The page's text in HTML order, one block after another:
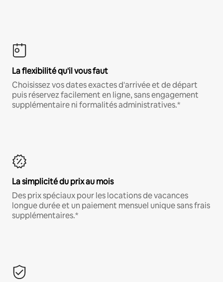
La flexibilité qu'il vous faut
Choisissez vos dates exactes d'arrivée et de départ
puis réservez facilement en ligne, sans engagement
supplémentaire ni formalités administratives.*
La simplicité du prix au mois
Des prix spéciaux pour les locations de vacances
longue durée et un paiement mensuel unique sans frais
supplémentaires.*